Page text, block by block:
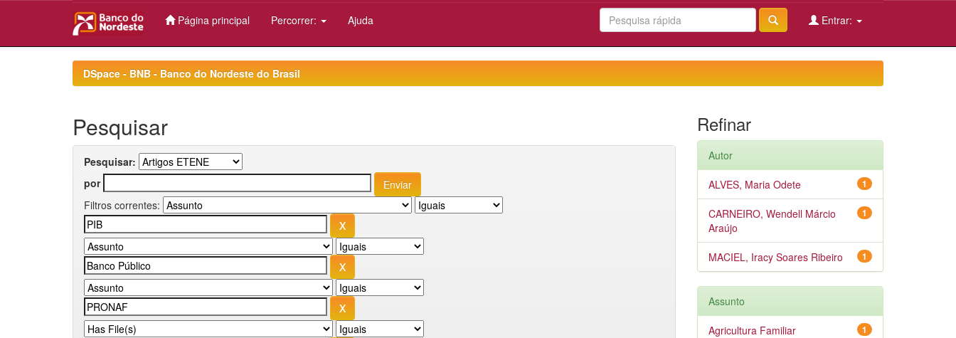
Página principal Percorrer: Ajuda Entrar:
DSpace - BNB - Banco do Nordeste do Brasil
Pesquisar
Pesquisar:
por
Filtros correntes:
Refinar
Autor
1
ALVES, Maria Odete
1
CARNEIRO, Wendell Márcio
Araújo
1
MACIEL, Iracy Soares Ribeiro
Assunto
1
Agricultura Familiar